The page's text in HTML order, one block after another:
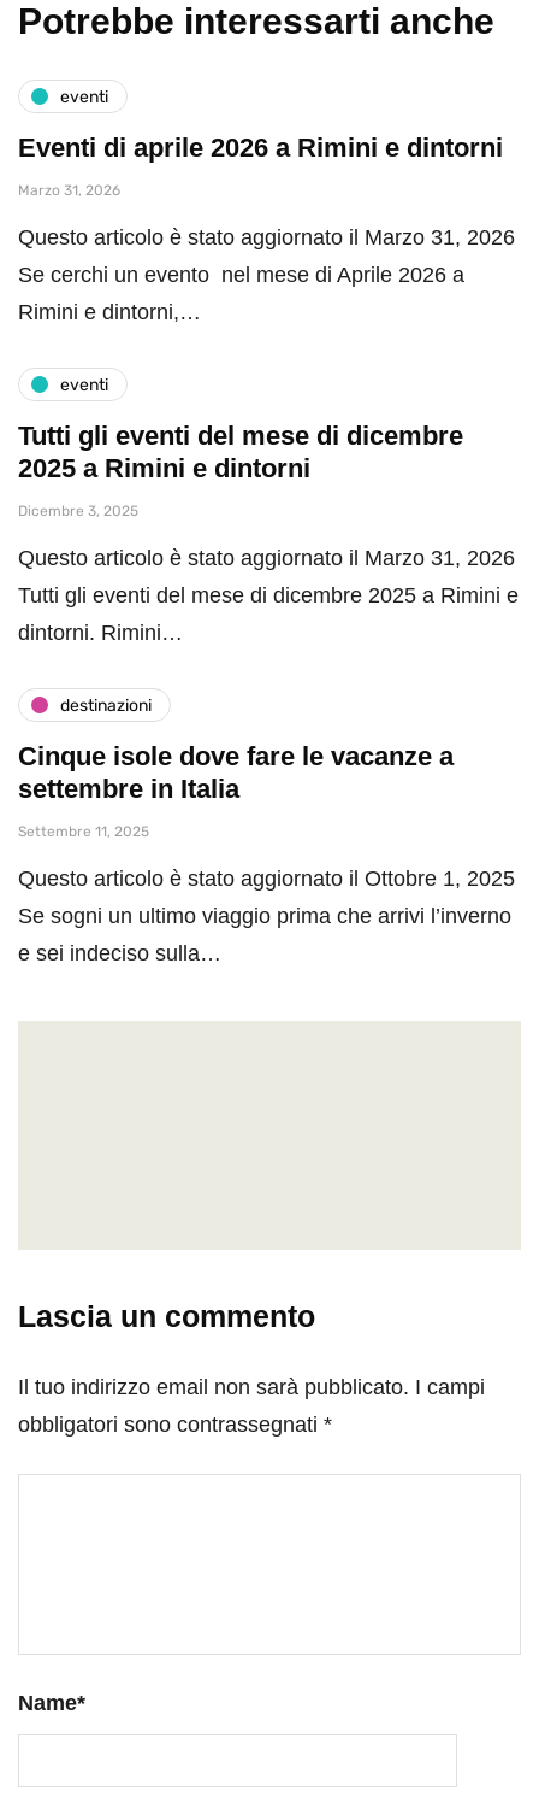
Potrebbe interessarti anche
eventi
Eventi di aprile 2026 a Rimini e dintorni
Marzo 31, 2026
Questo articolo è stato aggiornato il Marzo 31, 2026
Se cerchi un evento nel mese di Aprile 2026 a
Rimini e dintorni,…
eventi
Tutti gli eventi del mese di dicembre
2025 a Rimini e dintorni
Dicembre 3, 2025
Questo articolo è stato aggiornato il Marzo 31, 2026
Tutti gli eventi del mese di dicembre 2025 a Rimini e
dintorni. Rimini…
destinazioni
Cinque isole dove fare le vacanze a
settembre in Italia
Settembre 11, 2025
Questo articolo è stato aggiornato il Ottobre 1, 2025
Se sogni un ultimo viaggio prima che arrivi l’inverno
e sei indeciso sulla…
Lascia un commento
Il tuo indirizzo email non sarà pubblicato. I campi
obbligatori sono contrassegnati *
Name*